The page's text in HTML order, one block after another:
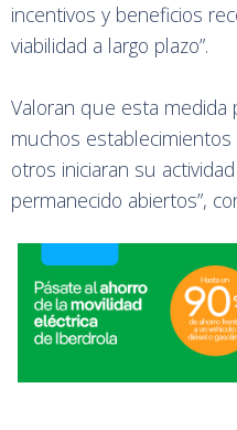
incentivos y beneficios
viabilidad a largo plazo”.
Valoran que esta medida
muchos
otros iniciaran su
permanecido abiertos”,